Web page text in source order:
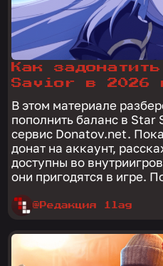
Как
Savior в 2026
В этом материале
пополнить баланс в Star
сервис Donatov.net.
донат на аккаунт,
доступны во
они
@Редакция 1lag